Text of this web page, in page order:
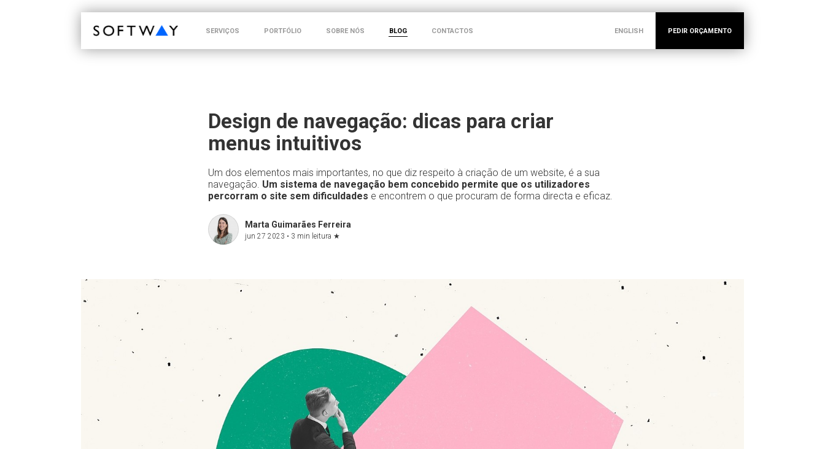
SERVIÇOS PORTFÓLIO SOBRE NÓS BLOG CONTACTOS ENGLISH PEDIR ORÇAMENTO
Design de navegação: dicas para criar
menus intuitivos
Um dos elementos mais importantes, no que diz respeito à criação de um website, é a sua
navegação. Um sistema de navegação bem concebido permite que os utilizadores
percorram o site sem dificuldades e encontrem o que procuram de forma directa e eficaz.
Marta Guimarães Ferreira
jun 27 2023 • 3 min leitura ★